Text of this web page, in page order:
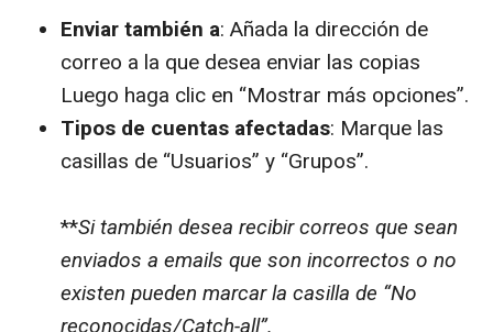
Enviar también a: Añada la dirección de
correo a la que desea enviar las copias
Luego haga clic en “Mostrar más opciones”.
Tipos de cuentas afectadas: Marque las
casillas de “Usuarios” y “Grupos”.
**Si también desea recibir correos que sean
enviados a emails que son incorrectos o no
existen pueden marcar la casilla de “No
reconocidas/Catch-all”.